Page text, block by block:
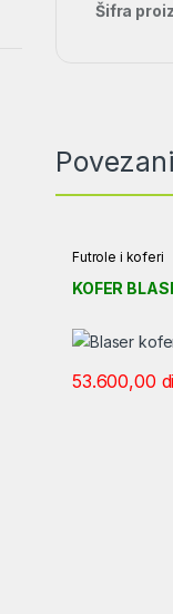
Šifra
Futrole i koferi
KOFER
53.600,00